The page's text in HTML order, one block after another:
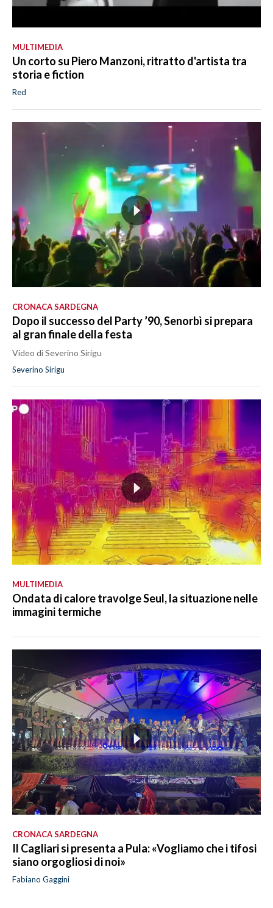
MULTIMEDIA
Un corto su Piero Manzoni, ritratto d'artista tra
storia e fiction
Red
CRONACA SARDEGNA
Dopo il successo del Party ’90, Senorbì si prepara
al gran finale della festa
Video di Severino Sirigu
Severino Sirigu
MULTIMEDIA
Ondata di calore travolge Seul, la situazione nelle
immagini termiche
CRONACA SARDEGNA
Il Cagliari si presenta a Pula: «Vogliamo che i tifosi
siano orgogliosi di noi»
Fabiano Gaggini